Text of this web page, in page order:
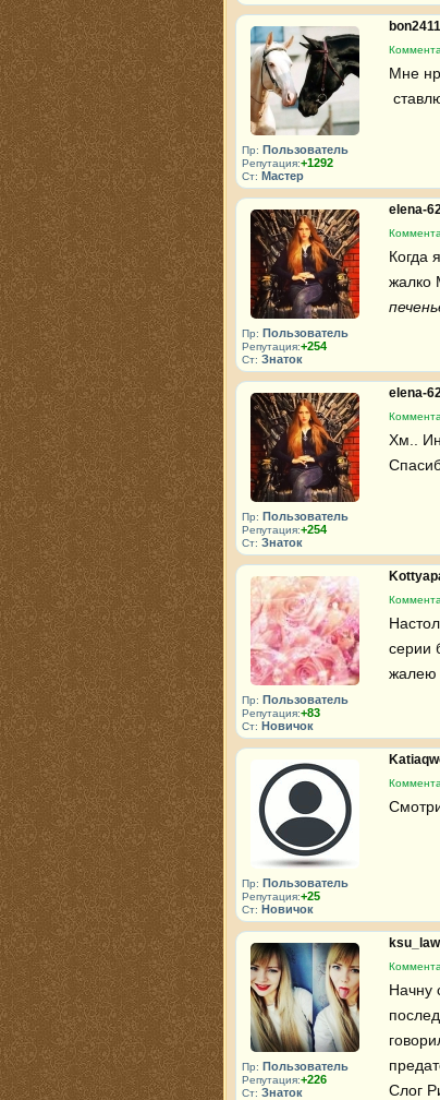
Пр: Пользователь
Репутация:+1292
Ст: Мастер
Мне
Пр: Пользователь
Репутация:+254
Ст: Знаток
elena-
Когда
жалко
Пр: Пользователь
Репутация:+254
Ст: Знаток
elena-
Хм..
Пр: Пользователь
Репутация:+83
Ст: Новичок
серии
жалею
Пр: Пользователь
Репутация:+25
Ст: Новичок
Пр: Пользователь
Репутация:+226
Ст: Знаток
Начну
Слог